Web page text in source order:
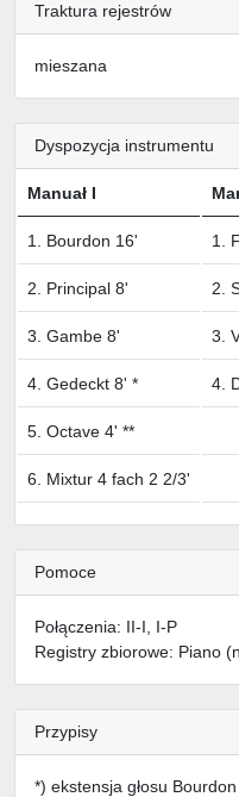
Traktura rejestrów
mieszana
Dyspozycja instrumentu
Manuał I
1. Bourdon 16' 1.
2. Principal 8' 2.
3. Gambe 8' 3.
4. Gedeckt 8' * 4.
5. Octave 4' **
6. Mixtur 4 fach 2 2/3'
Pomoce
Połączenia: II-I, I-P
Registry zbiorowe: Piano
Przypisy
*) ekstensja głosu